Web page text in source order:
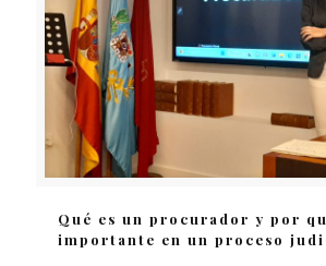
Qué es un procurador y por
importante en un proceso